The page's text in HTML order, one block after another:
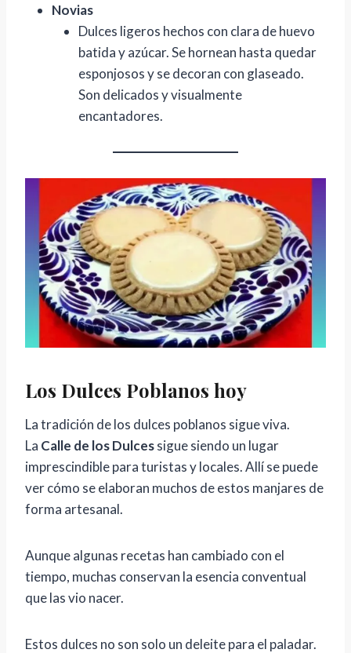
Novias
Dulces ligeros hechos con clara de huevo
batida y azúcar. Se hornean hasta quedar
esponjosos y se decoran con glaseado.
Son delicados y visualmente
encantadores.
Los Dulces Poblanos hoy
La tradición de los dulces poblanos sigue viva.
La Calle de los Dulcessigue siendo un lugar
imprescindible para turistas y locales. Allí se puede
ver cómo se elaboran muchos de estos manjares de
forma artesanal.
Aunque algunas recetas han cambiado con el
tiempo, muchas conservan la esencia conventual
que las vio nacer.
Estos dulces no son solo un deleite para el paladar.